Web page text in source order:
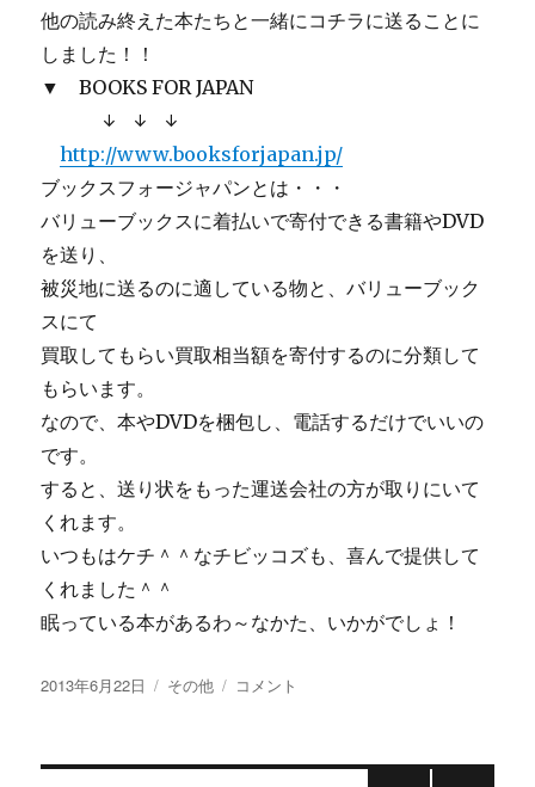
他の読み終えた本たちと一緒にコチラに送ることに
しました！！
▼ BOOKS FOR JAPAN
↓ ↓ ↓
http://www.booksforjapan.jp/
ブックスフォージャパンとは・・・
バリューブックスに着払いで寄付できる書籍やDVD
を送り、
被災地に送るのに適している物と、バリューブック
スにて
買取してもらい買取相当額を寄付するのに分類して
もらいます。
なので、本やDVDを梱包し、電話するだけでいいの
です。
すると、送り状をもった運送会社の方が取りにいて
くれます。
いつもはケチ＾＾なチビッコズも、喜んで提供して
くれました＾＾
眠っている本があるわ～なかた、いかがでしょ！
投
2013年6月22日
カ
リ
その他
BOOKS
に
コメント